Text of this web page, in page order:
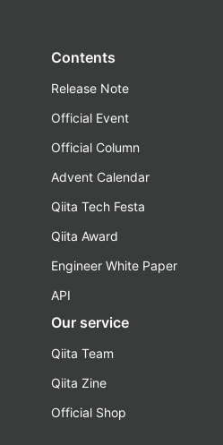
Contents
Release Note
Official Event
Official Column
Advent Calendar
Qiita Tech Festa
Qiita Award
Engineer White Paper
API
Our service
Qiita Team
Qiita Zine
Official Shop